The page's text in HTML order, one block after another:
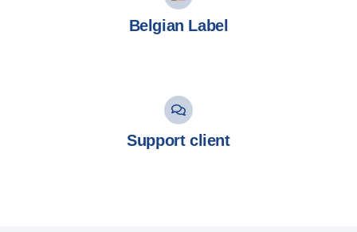
Belgian Label
Support client